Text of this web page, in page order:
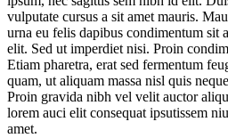
vulputate cursus a sit amet mauris.
urna eu felis dapibus condimentum sit
elit. Sed ut imperdiet nisi. Proin
Etiam pharetra, erat sed fermentum
quam, ut aliquam massa nisl quis
Proin gravida nibh vel velit auctor
lorem auci elit consequat ipsutissem
amet.